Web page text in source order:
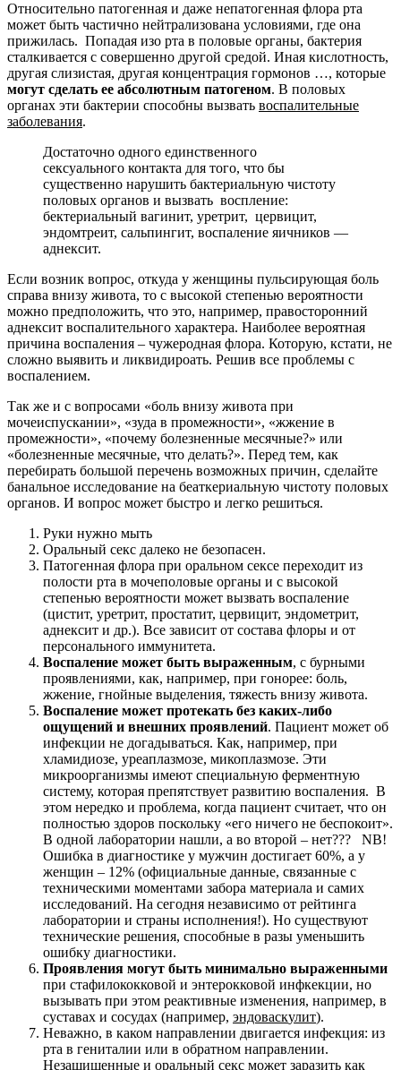
Относительно патогенная и даже непатогенная флора рта
может быть частично нейтрализована условиями, где она
прижилась. Попадая изо рта в половые органы, бактерия
сталкивается с совершенно другой средой. Иная кислотность,
другая слизистая, другая концентрация гормонов …, которые
могут сделать ее абсолютным патогеном. В половых
органах эти бактерии способны вызвать воспалительные
заболевания.
Достаточно одного единственного
сексуального контакта для того, что бы
существенно нарушить бактериальную чистоту
половых органов и вызвать воспление:
бектериальный вагинит, уретрит, цервицит,
эндомтреит, сальпингит, воспаление яичников —
аднексит.
Если возник вопрос, откуда у женщины пульсирующая боль
справа внизу живота, то с высокой степенью вероятности
можно предположить, что это, например, правосторонний
аднексит воспалительного характера. Наиболее вероятная
причина воспаления – чужеродная флора. Которую, кстати, не
сложно выявить и ликвидироать. Решив все проблемы с
воспалением.
Так же и с вопросами «боль внизу живота при
мочеиспускании», «зуда в промежности», «жжение в
промежности», «почему болезненные месячные?» или
«болезненные месячные, что делать?». Перед тем, как
перебирать большой перечень возможных причин, сделайте
банальное исследование на беаткериальную чистоту половых
органов. И вопрос может быстро и легко решиться.
Руки нужно мыть
Оральный секс далеко не безопасен.
Патогенная флора при оральном сексе переходит из
полости рта в мочеполовые органы и с высокой
степенью вероятности может вызвать воспаление
(цистит, уретрит, простатит, цервицит, эндометрит,
аднексит и др.). Все зависит от состава флоры и от
персонального иммунитета.
Воспаление может быть выраженным, с бурными
проявлениями, как, например, при гонорее: боль,
жжение, гнойные выделения, тяжесть внизу живота.
Воспаление может протекать без каких-либо
ощущений и внешних проявлений. Пациент может об
инфекции не догадываться. Как, например, при
хламидиозе, уреаплазмозе, микоплазмозе. Эти
микроорганизмы имеют специальную ферментную
систему, которая препятствует развитию воспаления. В
этом нередко и проблема, когда пациент считает, что он
полностью здоров поскольку «его ничего не беспокоит».
В одной лаборатории нашли, а во второй – нет??? NB!
Ошибка в диагностике у мужчин достигает 60%, а у
женщин – 12% (официальные данные, связанные с
техническими моментами забора материала и самих
исследований. На сегодня независимо от рейтинга
лаборатории и страны исполнения!). Но существуют
технические решения, способные в разы уменьшить
ошибку диагностики.
Проявления могут быть минимально выраженными
при стафилококковой и энтерокковой инфкекции, но
вызывать при этом реактивные изменения, например, в
суставах и сосудах (например, эндоваскулит).
Неважно, в каком направлении двигается инфекция: из
рта в гениталии или в обратном направлении.
Незащищенные и оральный секс может заразить как